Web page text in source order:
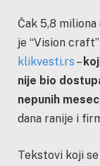
Čak 5,8
je “Vision
klikvesti.rs –
nije bio
nepunih
dana ranije i
Tekstovi koji